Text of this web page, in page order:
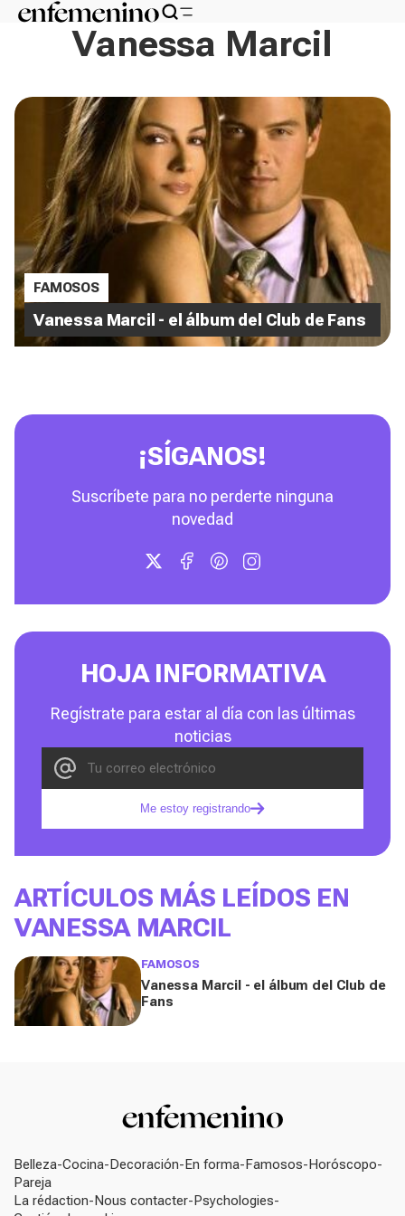
Vanessa Marcil
FAMOSOS
Vanessa Marcil - el álbum del Club de Fans
¡SÍGANOS!
Suscríbete para no perderte ninguna
novedad
HOJA INFORMATIVA
Regístrate para estar al día con las últimas
noticias
Me estoy registrando
ARTÍCULOS MÁS LEÍDOS EN
VANESSA MARCIL
FAMOSOS
Vanessa Marcil - el álbum del Club de
Fans
Belleza Cocina Decoración En forma Famosos Horóscopo
Pareja
La rédaction Nous contacter Psychologies